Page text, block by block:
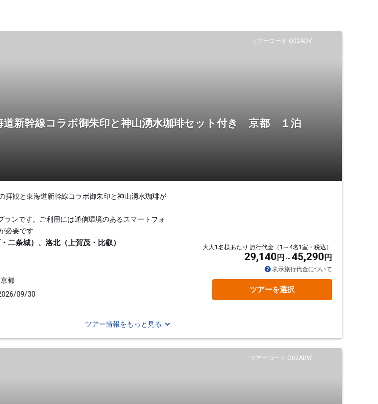
ツアーコード Q02ADV
道新幹線コラボ御朱印と神山湧水珈琲セット付き 京都 １泊
拝観と東海道新幹線コラボ御朱印と神山湧水珈琲が
ンです。ご利用には通信環境のあるスマートフォ
必要です
二条城）、洛北（上賀茂・比叡）
都
09/30
大人1名様あたり 旅行代金（1～4名1室・税込）
29,140 円 45,290 円
表示旅行代金について
ツアーを選択
ツアー情報をもっと見る
ツアーコード Q02ADW